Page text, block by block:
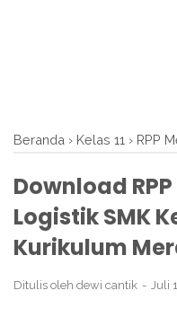
Beranda › Kelas 11 › RPP
Download
Logistik SMK
Kurikulum
Ditulis oleh dewi cantik Juli